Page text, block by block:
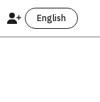
English